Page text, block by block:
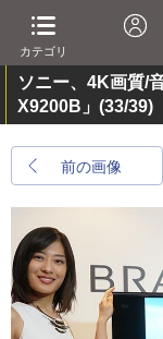
カテゴリ
ソニー、4K画質/
X9200B」 (33/39)
前の画像